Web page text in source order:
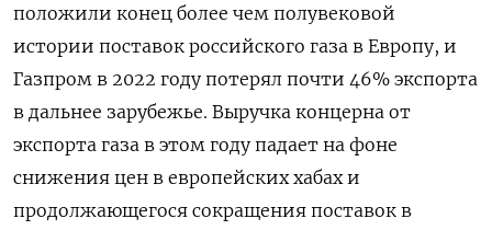
положили конец более чем полувековой
истории поставок российского газа в Европу, и
Газпром в 2022 году потерял почти 46% экспорта
в дальнее зарубежье. Выручка концерна от
экспорта газа в этом году падает на фоне
снижения цен в европейских хабах и
продолжающегося сокращения поставок в